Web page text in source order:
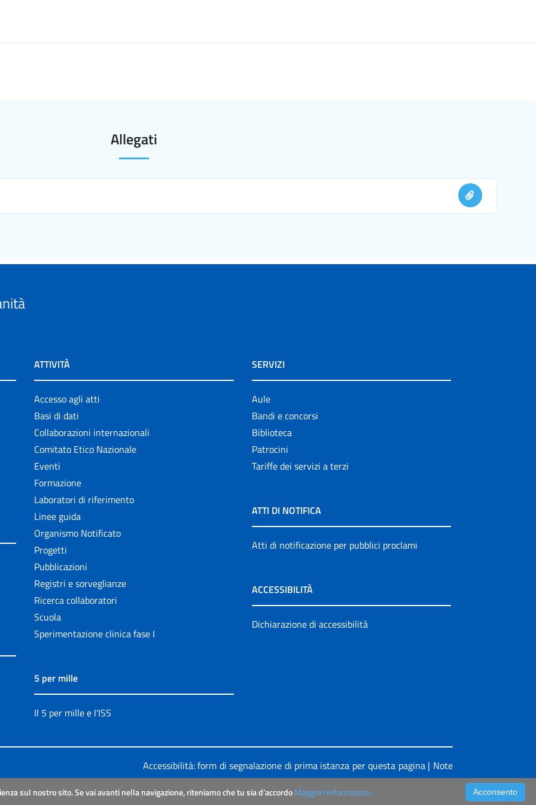
Allegati
ATTIVITÀ
Accesso agli atti
Basi di dati
Collaborazioni internazionali
Comitato Etico Nazionale
Eventi
Formazione
Laboratori di riferimento
Linee guida
Organismo Notificato
Progetti
Pubblicazioni
Registri e sorveglianze
Ricerca collaboratori
Scuola
Sperimentazione clinica fase I
5 per mille
Il 5 per mille e l'ISS
SERVIZI
Aule
Bandi e concorsi
Biblioteca
Patrocini
Tariffe dei servizi a terzi
ATTI DI NOTIFICA
Atti di notificazione per pubblici proclami
ACCESSIBILITÀ
Dichiarazione di accessibilità
Accessibilità: form di segnalazione di prima istanza per questa pagina| Note
Legali|Sitemap
Acconsento
sul nostro sito. Se vai avanti nella navigazione, riteniamo che tu sia d’accordoMaggiori Informazioni